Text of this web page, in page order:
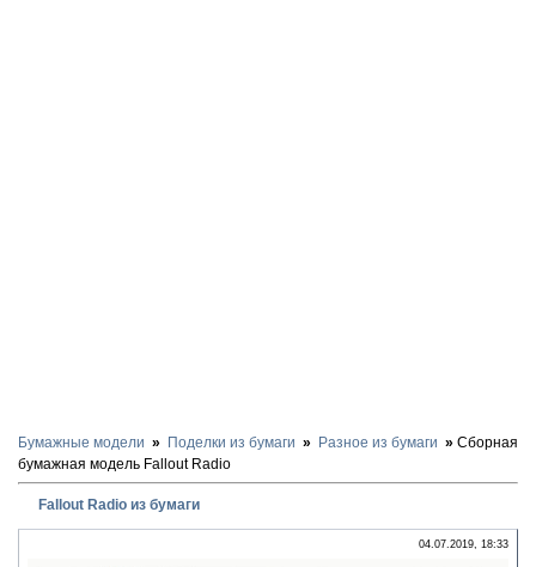
Бумажные модели Поделки из бумаги Разное из бумаги
Сборная
бумажная модель Fallout Radio
Fallout Radio из бумаги
04.07.2019, 18:33